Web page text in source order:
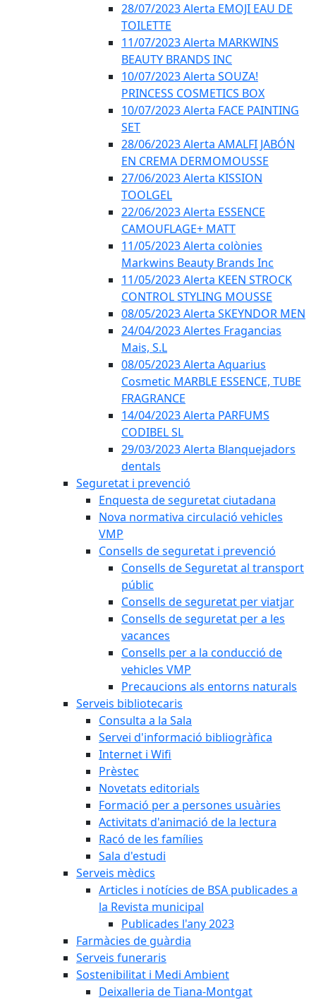
28/07/2023 Alerta EMOJI EAU DE
TOILETTE
11/07/2023 Alerta MARKWINS
BEAUTY BRANDS INC
10/07/2023 Alerta SOUZA!
PRINCESS COSMETICS BOX
10/07/2023 Alerta FACE PAINTING
SET
28/06/2023 Alerta AMALFI JABÓN
EN CREMA DERMOMOUSSE
27/06/2023 Alerta KISSION
TOOLGEL
22/06/2023 Alerta ESSENCE
CAMOUFLAGE+ MATT
11/05/2023 Alerta colònies
Markwins Beauty Brands Inc
11/05/2023 Alerta KEEN STROCK
CONTROL STYLING MOUSSE
08/05/2023 Alerta SKEYNDOR MEN
24/04/2023 Alertes Fragancias
Mais, S.L
08/05/2023 Alerta Aquarius
Cosmetic MARBLE ESSENCE, TUBE
FRAGRANCE
14/04/2023 Alerta PARFUMS
CODIBEL SL
29/03/2023 Alerta Blanquejadors
dentals
Seguretat i prevenció
Enquesta de seguretat ciutadana
Nova normativa circulació vehicles
VMP
Consells de seguretat i prevenció
Consells de Seguretat al transport
públic
Consells de seguretat per viatjar
Consells de seguretat per a les
vacances
Consells per a la conducció de
vehicles VMP
Precaucions als entorns naturals
Serveis bibliotecaris
Consulta a la Sala
Servei d'informació bibliogràfica
Internet i Wifi
Prèstec
Novetats editorials
Formació per a persones usuàries
Activitats d'animació de la lectura
Racó de les famílies
Sala d'estudi
Serveis mèdics
Articles i notícies de BSA publicades a
la Revista municipal
Publicades l'any 2023
Farmàcies de guàrdia
Serveis funeraris
Sostenibilitat i Medi Ambient
Deixalleria de Tiana-Montgat